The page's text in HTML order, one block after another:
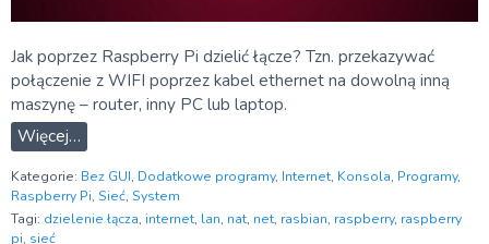
Jak poprzez Raspberry Pi dzielić łącze? Tzn. przekazywać
połączenie z WIFI poprzez kabel ethernet na dowolną inną
maszynę – router, inny PC lub laptop.
Więcej…
Kategorie: Bez GUI, Dodatkowe programy, Internet, Konsola, Programy,
Raspberry Pi, Sieć, System
Tagi: dzielenie łącza, internet, lan, nat, net, rasbian, raspberry, raspberry
pi, sieć